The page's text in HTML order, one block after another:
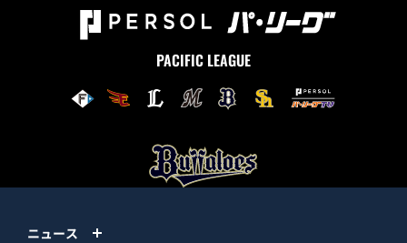
PACIFIC LEAGUE
ニュース